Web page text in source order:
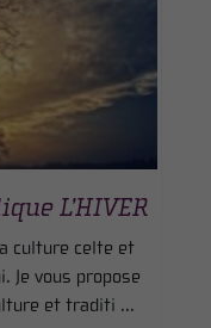
L’HIVER
culture celte et
Je vous propose
et traditi ...